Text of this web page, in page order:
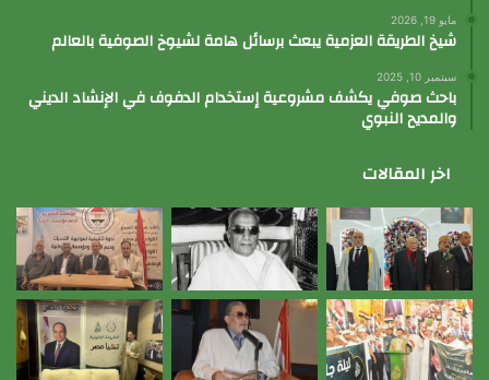
مايو 19, 2026
شيخ الطريقة العزمية يبعث برسائل هامة لشيوخ الصوفية بالعالم
سبتمبر 10, 2025
باحث صوفي يكشف مشروعية إستخدام الدفوف في الإنشاد الديني
والمديح النبوي
اخر المقالات